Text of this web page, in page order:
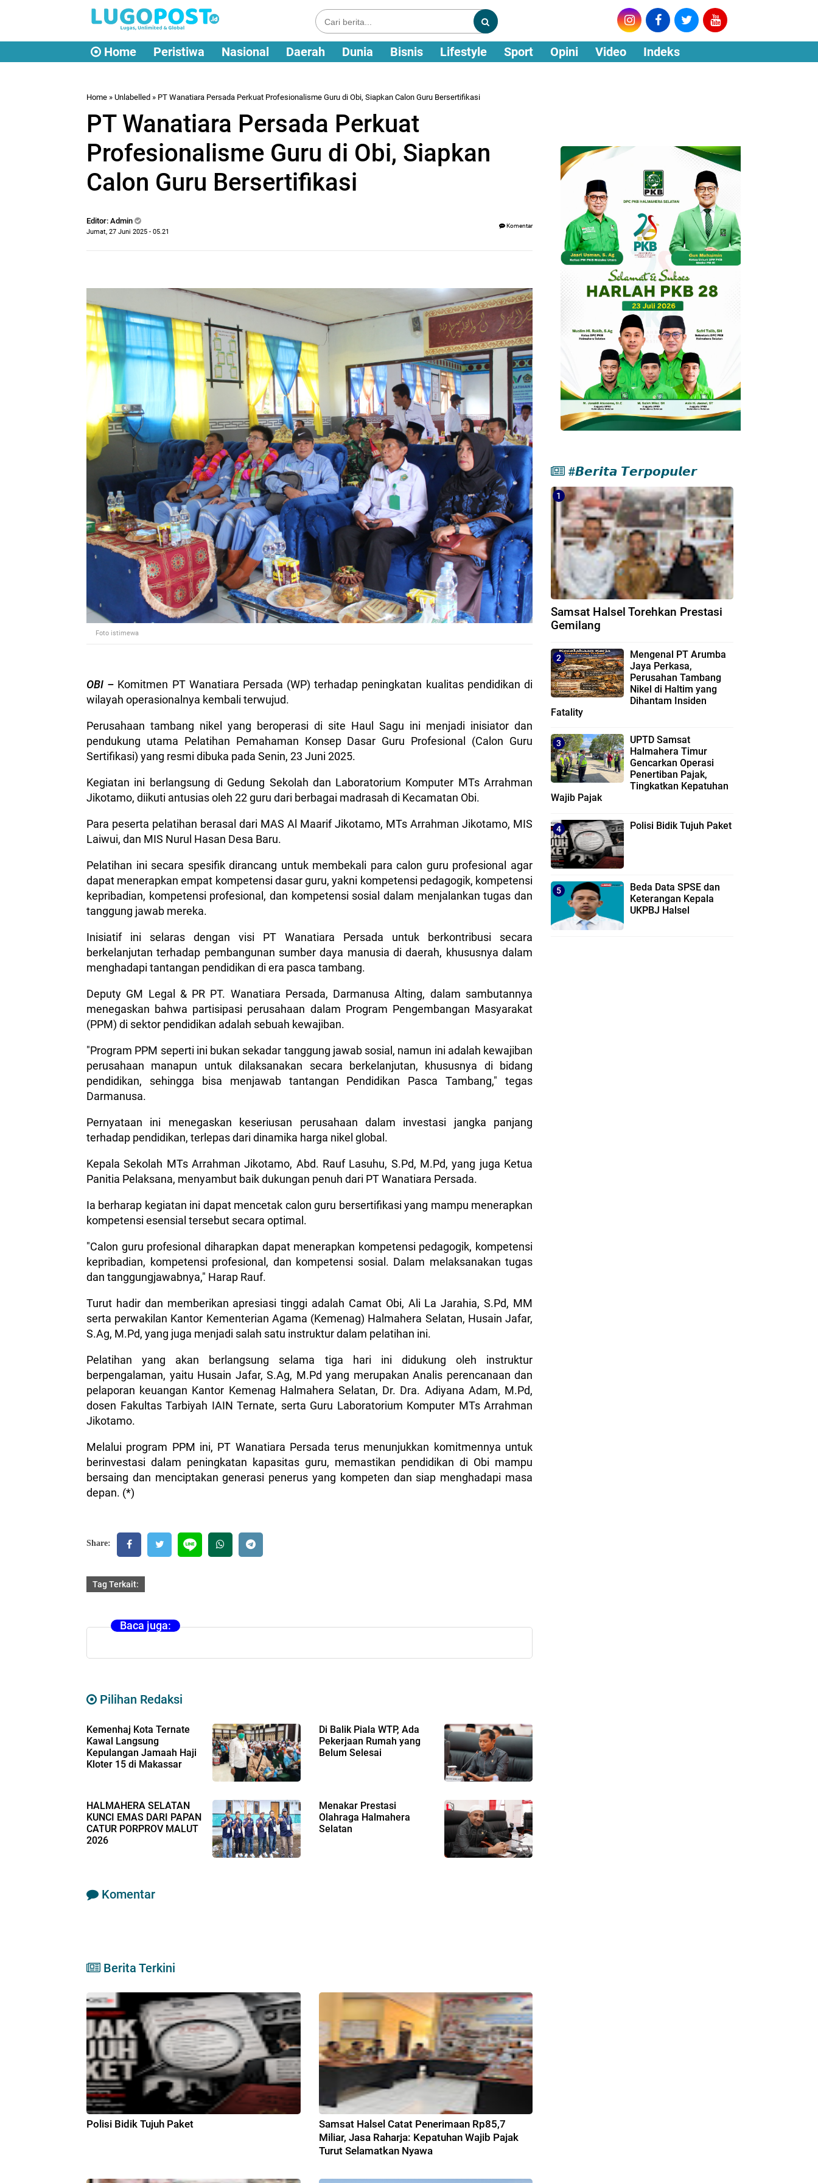
Home Peristiwa Nasional Daerah Dunia Bisnis Lifestyle Sport Opini Video Indeks
Home » Unlabelled » PT Wanatiara Persada Perkuat Profesionalisme Guru di Obi, Siapkan Calon Guru Bersertifikasi
PT Wanatiara Persada Perkuat
Profesionalisme Guru di Obi, Siapkan
Calon Guru Bersertifikasi
Editor: Admin
Jumat, 27 Juni 2025 - 05.21
Komentar
Foto istimewa
OBI – Komitmen PT Wanatiara Persada (WP) terhadap peningkatan kualitas pendidikan di
wilayah operasionalnya kembali terwujud.
Perusahaan tambang nikel yang beroperasi di site Haul Sagu ini menjadi inisiator dan
pendukung utama Pelatihan Pemahaman Konsep Dasar Guru Profesional (Calon Guru
Sertifikasi) yang resmi dibuka pada Senin, 23 Juni 2025.
Kegiatan ini berlangsung di Gedung Sekolah dan Laboratorium Komputer MTs Arrahman
Jikotamo, diikuti antusias oleh 22 guru dari berbagai madrasah di Kecamatan Obi.
Para peserta pelatihan berasal dari MAS Al Maarif Jikotamo, MTs Arrahman Jikotamo, MIS
Laiwui, dan MIS Nurul Hasan Desa Baru.
Pelatihan ini secara spesifik dirancang untuk membekali para calon guru profesional agar
dapat menerapkan empat kompetensi dasar guru, yakni kompetensi pedagogik, kompetensi
kepribadian, kompetensi profesional, dan kompetensi sosial dalam menjalankan tugas dan
tanggung jawab mereka.
Inisiatif ini selaras dengan visi PT Wanatiara Persada untuk berkontribusi secara
berkelanjutan terhadap pembangunan sumber daya manusia di daerah, khususnya dalam
menghadapi tantangan pendidikan di era pasca tambang.
Deputy GM Legal & PR PT. Wanatiara Persada, Darmanusa Alting, dalam sambutannya
menegaskan bahwa partisipasi perusahaan dalam Program Pengembangan Masyarakat
(PPM) di sektor pendidikan adalah sebuah kewajiban.
"Program PPM seperti ini bukan sekadar tanggung jawab sosial, namun ini adalah kewajiban
perusahaan manapun untuk dilaksanakan secara berkelanjutan, khususnya di bidang
pendidikan, sehingga bisa menjawab tantangan Pendidikan Pasca Tambang," tegas
Darmanusa.
Pernyataan ini menegaskan keseriusan perusahaan dalam investasi jangka panjang
terhadap pendidikan, terlepas dari dinamika harga nikel global.
Kepala Sekolah MTs Arrahman Jikotamo, Abd. Rauf Lasuhu, S.Pd, M.Pd, yang juga Ketua
Panitia Pelaksana, menyambut baik dukungan penuh dari PT Wanatiara Persada.
Ia berharap kegiatan ini dapat mencetak calon guru bersertifikasi yang mampu menerapkan
kompetensi esensial tersebut secara optimal.
"Calon guru profesional diharapkan dapat menerapkan kompetensi pedagogik, kompetensi
kepribadian, kompetensi profesional, dan kompetensi sosial. Dalam melaksanakan tugas
dan tanggungjawabnya," Harap Rauf.
Turut hadir dan memberikan apresiasi tinggi adalah Camat Obi, Ali La Jarahia, S.Pd, MM
serta perwakilan Kantor Kementerian Agama (Kemenag) Halmahera Selatan, Husain Jafar,
S.Ag, M.Pd, yang juga menjadi salah satu instruktur dalam pelatihan ini.
Pelatihan yang akan berlangsung selama tiga hari ini didukung oleh instruktur
berpengalaman, yaitu Husain Jafar, S.Ag, M.Pd yang merupakan Analis perencanaan dan
pelaporan keuangan Kantor Kemenag Halmahera Selatan, Dr. Dra. Adiyana Adam, M.Pd,
dosen Fakultas Tarbiyah IAIN Ternate, serta Guru Laboratorium Komputer MTs Arrahman
Jikotamo.
Melalui program PPM ini, PT Wanatiara Persada terus menunjukkan komitmennya untuk
berinvestasi dalam peningkatan kapasitas guru, memastikan pendidikan di Obi mampu
bersaing dan menciptakan generasi penerus yang kompeten dan siap menghadapi masa
depan. (*)
Share:
Tag Terkait:
Baca juga:
Pilihan Redaksi
Kemenhaj Kota Ternate
Kawal Langsung
Kepulangan Jamaah Haji
Kloter 15 di Makassar
Di Balik Piala WTP, Ada
Pekerjaan Rumah yang
Belum Selesai
HALMAHERA SELATAN
KUNCI EMAS DARI PAPAN
CATUR PORPROV MALUT
2026
Menakar Prestasi
Olahraga Halmahera
Selatan
Komentar
Berita Terkini
Polisi Bidik Tujuh Paket
Samsat Halsel Catat Penerimaan Rp85,7
Miliar, Jasa Raharja: Kepatuhan Wajib Pajak
Turut Selamatkan Nyawa
#𝘽𝙚𝙧𝙞𝙩𝙖 𝙏𝙚𝙧𝙥𝙤𝙥𝙪𝙡𝙚𝙧
Samsat Halsel Torehkan Prestasi
Gemilang
Mengenal PT Arumba
Jaya Perkasa,
Perusahan Tambang
Nikel di Haltim yang
Dihantam Insiden
Fatality
UPTD Samsat
Halmahera Timur
Gencarkan Operasi
Penertiban Pajak,
Tingkatkan Kepatuhan
Wajib Pajak
Polisi Bidik Tujuh Paket
Beda Data SPSE dan
Keterangan Kepala
UKPBJ Halsel